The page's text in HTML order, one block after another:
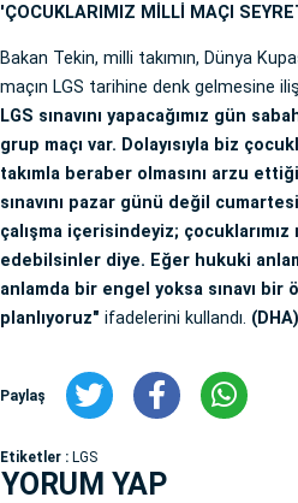
'ÇOCUKLARIMIZ MİLLİ MAÇI
Bakan Tekin, milli takımın, Dünya
maçın LGS tarihine denk gelmesine
LGS sınavını yapacağımız gün
grup maçı var. Dolayısıyla biz
takımla beraber olmasını arzu
sınavını pazar günü değil
çalışma içerisindeyiz; çocuklarımız
edebilsinler diye. Eğer hukuki
anlamda bir engel yoksa sınavı bir
planlıyoruz" ifadelerini kullandı. (DHA)
Paylaş
Etiketler : LGS
YORUM YAP